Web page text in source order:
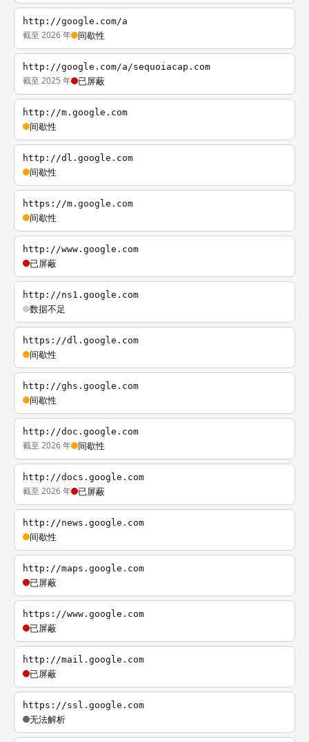
http://google.com/a
截至 2026 年 间歇性
http://google.com/a/sequoiacap.com
截至 2025 年 已屏蔽
http://m.google.com
间歇性
http://dl.google.com
间歇性
https://m.google.com
间歇性
http://www.google.com
已屏蔽
http://ns1.google.com
数据不足
https://dl.google.com
间歇性
http://ghs.google.com
间歇性
http://doc.google.com
截至 2026 年 间歇性
http://docs.google.com
截至 2026 年 已屏蔽
http://news.google.com
间歇性
http://maps.google.com
已屏蔽
https://www.google.com
已屏蔽
http://mail.google.com
已屏蔽
https://ssl.google.com
无法解析